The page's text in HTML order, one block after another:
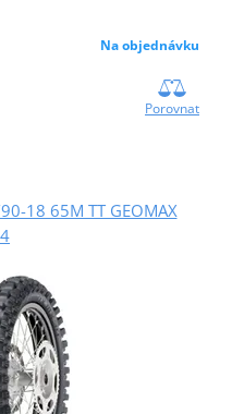
Na objednávku
Porovnat
18 65M TT GEOMAX